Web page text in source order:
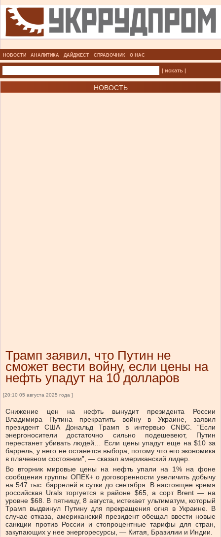
НОВОСТИ АНАЛИТИКА ДАЙДЖЕСТ СПРАВОЧНИК О НАС
| искать |
НОВОСТЬ
Трамп заявил, что Путин не
сможет вести войну, если цены на
нефть упадут на 10 долларов
[20:10 05 августа 2025 года ]
Снижение цен на нефть вынудит президента России
Владимира Путина прекратить войну в Украине, заявил
президент США Дональд Трамп в интервью CNBC. “Если
энергоносители достаточно сильно подешевеют, Путин
перестанет убивать людей… Если цены упадут еще на $10 за
баррель, у него не останется выбора, потому что его экономика
в плачевном состоянии”, — сказал американский лидер.
Во вторник мировые цены на нефть упали на 1% на фоне
сообщения группы ОПЕК+ о договоренности увеличить добычу
на 547 тыс. баррелей в сутки до сентября. В настоящее время
российская Urals торгуется в районе $65, а сорт Brent — на
уровне $68. В пятницу, 8 августа, истекает ультиматум, который
Трамп выдвинул Путину для прекращения огня в Украине. В
случае отказа, американский президент обещал ввести новые
санкции против России и стопроцентные тарифы для стран,
закупающих у нее энергоресурсы, — Китая, Бразилии и Индии.